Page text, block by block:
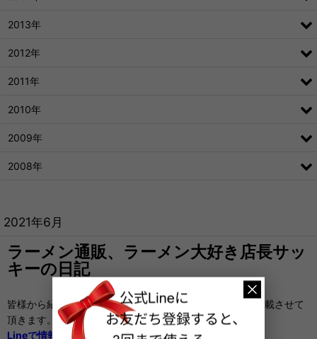
2021年6月
ラーメン通販、ラーメン大好き店長サッ
キーの日記
皆様から紹介したいラーメン店の情報を頂きましたら、掲載させて
頂きます。
Lineで情報を頂けると嬉しいです。
2013年
2012年
2011年
2010年
2009年
2008年